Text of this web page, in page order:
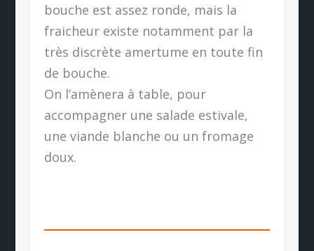
bouche est assez ronde, mais la
fraicheur existe notamment par la
très discrète amertume en toute fin
de bouche.
On l’amènera à table, pour
accompagner une salade estivale,
une viande blanche ou un fromage
doux.